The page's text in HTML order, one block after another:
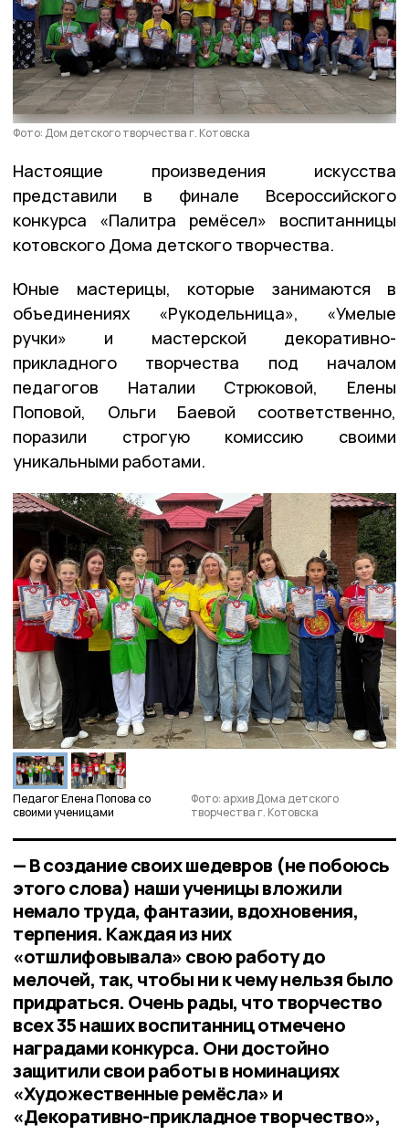
Фото: Дом детского творчества г. Котовска
Настоящие произведения искусства
представили в финале Всероссийского
конкурса «Палитра ремёсел» воспитанницы
котовского Дома детского творчества.
Юные мастерицы, которые занимаются в
объединениях «Рукодельница», «Умелые
ручки» и мастерской декоративно-
прикладного творчества под началом
педагогов Наталии Стрюковой, Елены
Поповой, Ольги Баевой соответственно,
поразили строгую комиссию своими
уникальными работами.
Педагог Елена Попова со
своими ученицами
Фото: архив Дома детского
творчества г. Котовска
— В создание своих шедевров (не побоюсь
этого слова) наши ученицы вложили
немало труда, фантазии, вдохновения,
терпения. Каждая из них
«отшлифовывала» свою работу до
мелочей, так, чтобы ни к чему нельзя было
придраться. Очень рады, что творчество
всех 35 наших воспитанниц отмечено
наградами конкурса. Они достойно
защитили свои работы в номинациях
«Художественные ремёсла» и
«Декоративно-прикладное творчество»,